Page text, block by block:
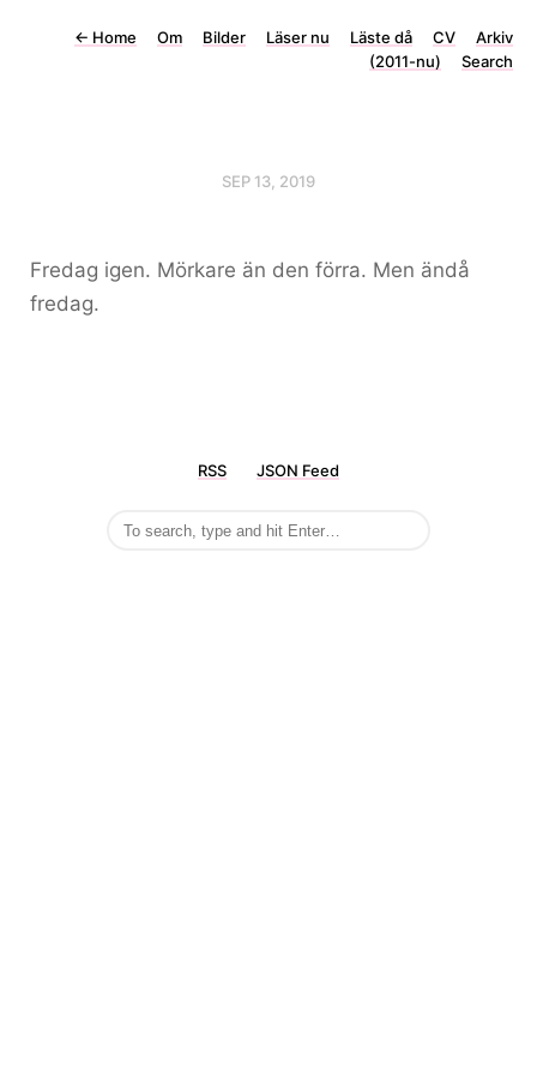
← Home Om Bilder Läser nu Läste då CV
Arkiv
(2011-nu)
Search
SEP 13, 2019
Fredag igen. Mörkare än den förra. Men ändå
fredag.
RSS JSON Feed